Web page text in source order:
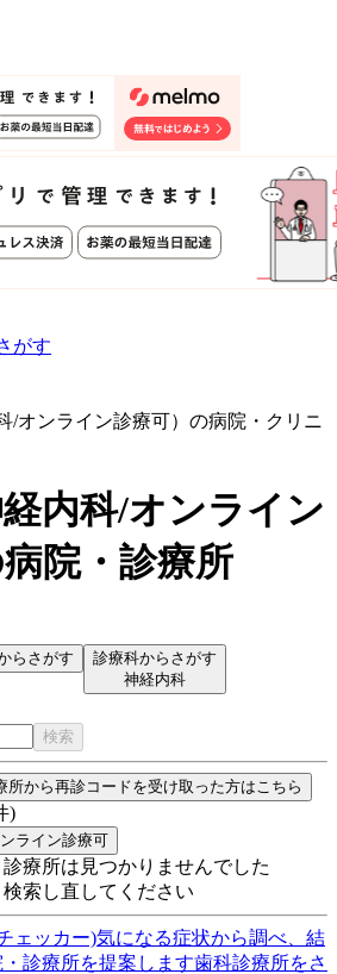
がす
/オンライン診療可）の病院・クリニ
内科/オンライン
院・診療所
らさがす
診療科からさがす
神経内科
検索
所から再診コードを受け取った方はこちら
)
ライン診療可
療所は見つかりませんでした
索し直してください
ェッカー)気になる症状から調べ、結
診療所を提案します歯科診療所をさ